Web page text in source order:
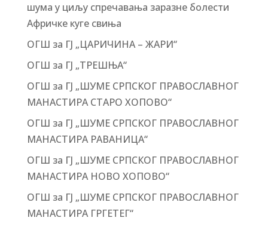
шума у циљу спречавања заразне болести
Афричке куге свиња
ОГШ за ГЈ „ЦАРИЧИНА – ЖАРИ“
ОГШ за ГЈ „ТРЕШЊА“
ОГШ за ГЈ „ШУМЕ СРПСКОГ ПРАВОСЛАВНОГ
МАНАСТИРА СТАРО ХОПОВО“
ОГШ за ГЈ „ШУМЕ СРПСКОГ ПРАВОСЛАВНОГ
МАНАСТИРА РАВАНИЦА“
ОГШ за ГЈ „ШУМЕ СРПСКОГ ПРАВОСЛАВНОГ
МАНАСТИРА НОВО ХОПОВО“
ОГШ за ГЈ „ШУМЕ СРПСКОГ ПРАВОСЛАВНОГ
МАНАСТИРА ГРГЕТЕГ“